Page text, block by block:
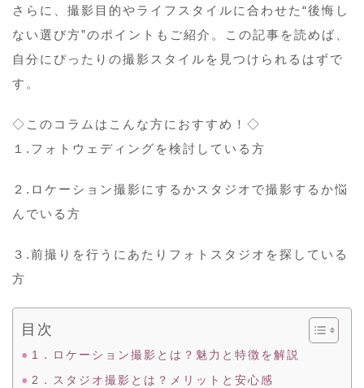
さらに、撮影目的やライフスタイルに合わせた“後悔し
ない選び方”のポイントもご紹介。この記事を読めば、
自分にぴったりの撮影スタイルを見つけられるはずで
す。
◇このコラムはこんな方におすすめ！◇
１.フォトウェディングを検討している方
２.ロケーション撮影にするかスタジオで撮影するか悩
んでいる方
３.前撮りを行うにあたりフォトスタジオを探している
方
目次
1．ロケーション撮影とは？魅力と特徴を解説
2．スタジオ撮影とは？メリットと安心感